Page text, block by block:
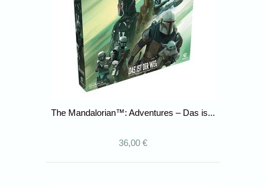
The Mandalorian™: Adventures – Das is...
36,00 €